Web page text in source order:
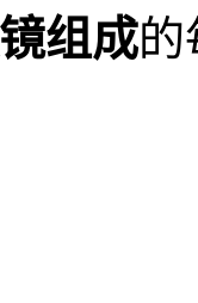
组成